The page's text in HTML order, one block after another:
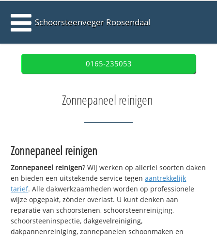
Schoorsteenveger Roosendaal
0165-235053
Zonnepaneel reinigen
Zonnepaneel reinigen
Zonnepaneel reinigen? Wij werken op allerlei soorten daken
en bieden een uitstekende service tegenaantrekkelijk
tarief. Alle dakwerkzaamheden worden op professionele
wijze opgepakt, zónder overlast. U kunt denken aan
reparatie van schoorstenen, schoorsteenreiniging,
schoorsteeninspectie, dakgevelreiniging,
dakpannenreiniging, zonnepanelen schoonmaken en